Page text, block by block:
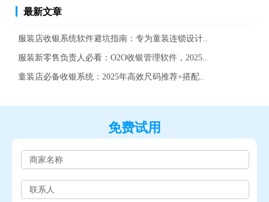
最新文章
服装店收银系统软件避坑指南：专为童装连锁设计..
服装新零售负责人必看：O2O收银管理软件，2025..
童装店必备收银系统：2025年高效尺码推荐+搭配..
免费试用